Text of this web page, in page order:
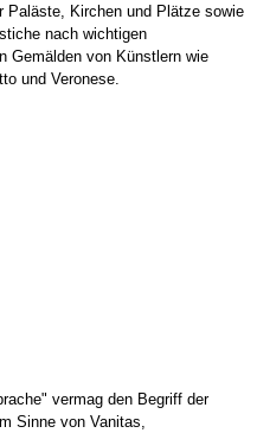
Paläste, Kirchen und Plätze sowie
nach wichtigen
Gemälden von Künstlern wie
und Veronese.
vermag den Begriff der
Sinne von Vanitas,